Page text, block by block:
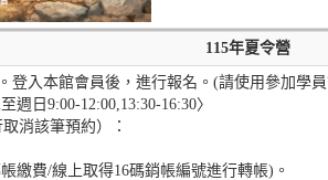
115年夏令營
登入本館會員後，進行報名。(請使用參加學
週日9:00-12:00,13:30-16:30〉
消該筆預約）：
繳費/線上取得16碼銷帳編號進行轉帳)。